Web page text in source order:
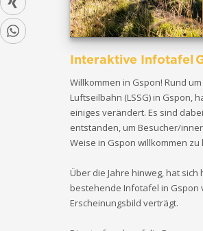
Interaktive Infotafel
Willkommen in Gspon! Rund
Luftseilbahn (LSSG) in Gspon,
einiges verändert. Es sind
entstanden, um Besucher/
Weise in Gspon willkommen zu
Über die Jahre hinweg, hat
bestehende Infotafel in Gspon
Erscheinungsbild verträgt.